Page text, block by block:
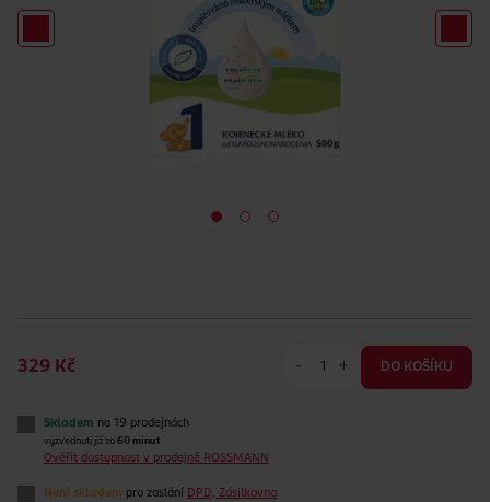
329 Kč - + DO KOŠÍKU
Skladem na 19 prodejnách
vyzvednutí již za 60 minut
Ověřit dostupnost v prodejně ROSSMANN
Není skladem pro zaslání DPD, Zásilkovna